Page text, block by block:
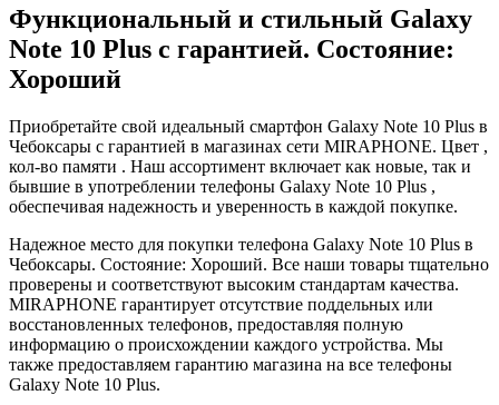
Функциональный и стильный Galaxy
Note 10 Plus с гарантией. Состояние:
Хороший
Приобретайте свой идеальный смартфон Galaxy Note 10 Plus в
Чебоксары с гарантией в магазинах сети MIRAPHONE. Цвет ,
кол-во памяти . Наш ассортимент включает как новые, так и
бывшие в употреблении телефоны Galaxy Note 10 Plus ,
обеспечивая надежность и уверенность в каждой покупке.
Надежное место для покупки телефона Galaxy Note 10 Plus в
Чебоксары. Состояние: Хороший. Все наши товары тщательно
проверены и соответствуют высоким стандартам качества.
MIRAPHONE гарантирует отсутствие поддельных или
восстановленных телефонов, предоставляя полную
информацию о происхождении каждого устройства. Мы
также предоставляем гарантию магазина на все телефоны
Galaxy Note 10 Plus.